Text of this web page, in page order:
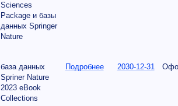
Sciences
Package и базы
данных Springer
Nature
база данных
Spriner Nature
2023 eBook
Collections
Подробнее 2030-12-31